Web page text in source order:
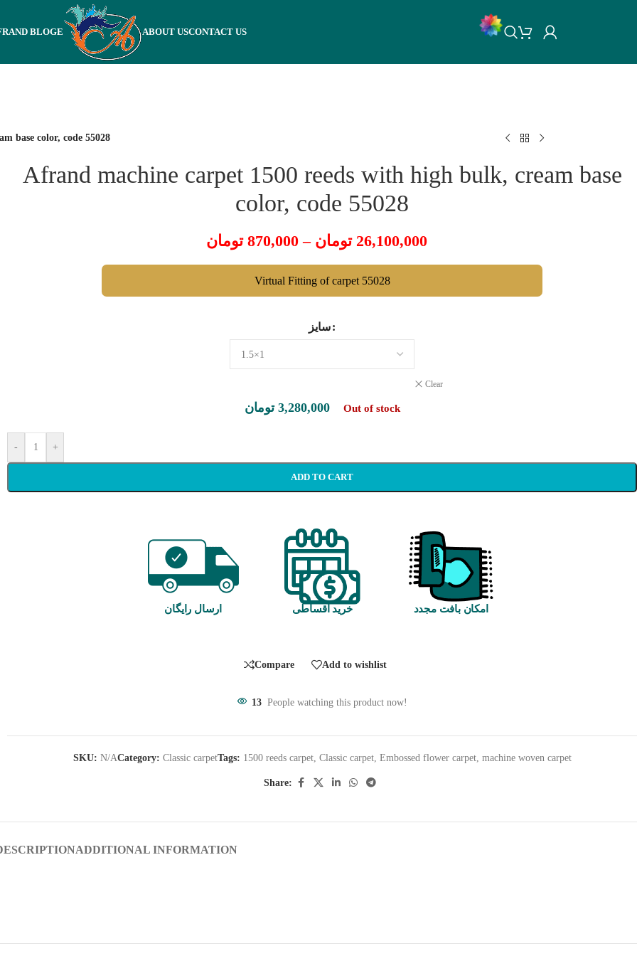
BLOGE ABOUT USCONTACT US
base color, code 55028
Afrand machine carpet 1500 reeds with high bulk, cream base
color, code 55028
870,000 تومان – 26,100,000 تومان
Virtual Fitting of carpet 55028
سایز
Clear
3,280,000 تومان Out of stock
- +
ADD TO CART
ارسال رایگان خرید اقساطی امکان بافت مجدد
Compare Add to wishlist
13 People watching this product now!
SKU: N/ACategory: Classic carpetTags: 1500 reeds carpet, Classic carpet, Embossed flower carpet, machine woven carpet
Share:
ADDITIONAL INFORMATION